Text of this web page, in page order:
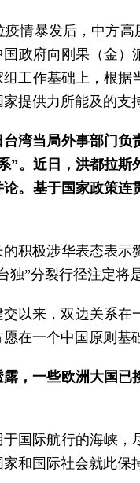
情暴发后，中方
政府向刚果（金
工作基础上，根
提供力所能及的支
湾当局外事部门
”。近日，洪都拉
。基于国家政策
积极涉华表态表
独”分裂行径注定将
交以来，双边关系
在一个中国原则
，一些欧洲大国
国际航行的海峡
和国际社会就此保